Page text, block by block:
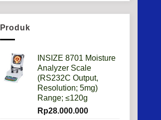
Lebih
Produk
INSIZE 8701 Moisture
Analyzer Scale
(RS232C Output,
Resolution; 5mg)
Range; ≤120g
Rp28.000.000